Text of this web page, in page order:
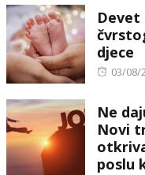
Devet
djece
Posted
03/08/
Ne
Novi
poslu